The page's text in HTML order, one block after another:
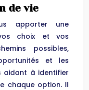
de vie
apporter une
choix et vos
possibles,
et les
aidant à identifier
chaque option. Il